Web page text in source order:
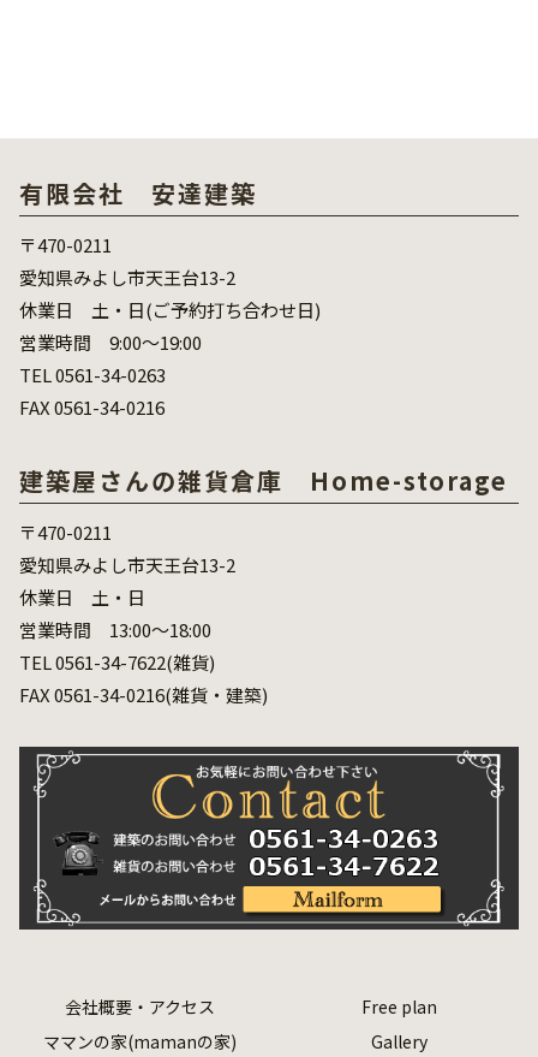
有限会社 安達建築
〒470-0211
愛知県みよし市天王台13-2
休業日 土・日(ご予約打ち合わせ日)
営業時間 9:00～19:00
TEL 0561-34-0263
FAX 0561-34-0216
建築屋さんの雑貨倉庫 Home-storage
〒470-0211
愛知県みよし市天王台13-2
休業日 土・日
営業時間 13:00～18:00
TEL 0561-34-7622(雑貨)
FAX 0561-34-0216(雑貨・建築)
会社概要・アクセス
Free plan
ママンの家(mamanの家)
Gallery